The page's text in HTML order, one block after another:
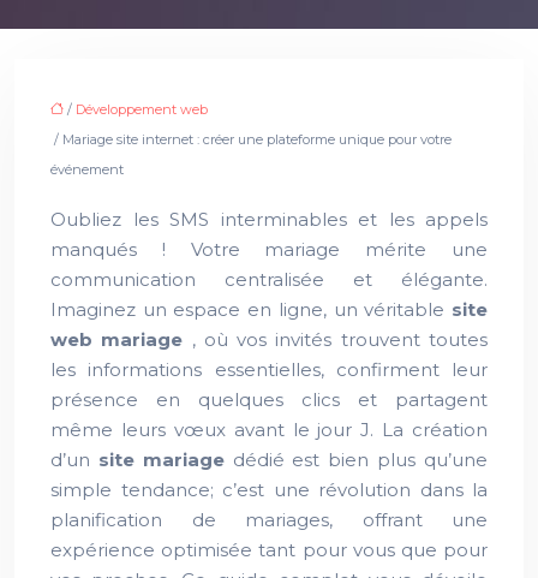
/ Développement web
/ Mariage site internet : créer une plateforme unique pour votre
événement
Oubliez les SMS interminables et les appels
manqués ! Votre mariage mérite une
communication centralisée et élégante.
Imaginez un espace en ligne, un véritable site
web mariage , où vos invités trouvent toutes
les informations essentielles, confirment leur
présence en quelques clics et partagent
même leurs vœux avant le jour J. La création
d’un site mariage dédié est bien plus qu’une
simple tendance; c’est une révolution dans la
planification de mariages, offrant une
expérience optimisée tant pour vous que pour